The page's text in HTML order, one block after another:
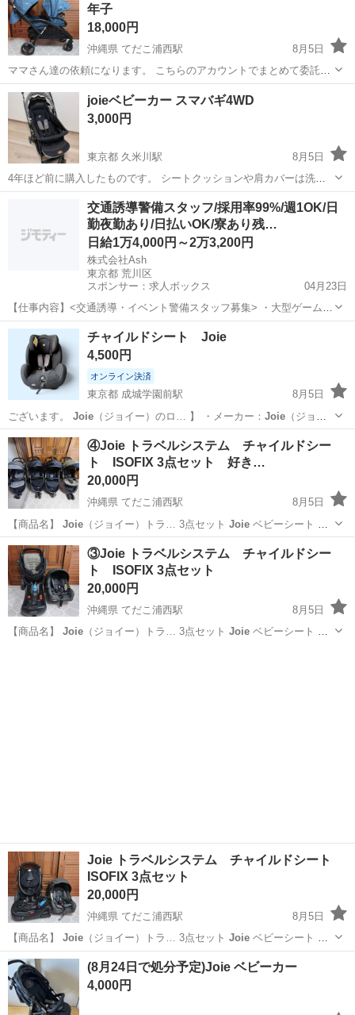
年子
18,000円
沖縄県 てだこ浦西駅
8月5日
ママさん達の依頼になります。 こちらのアカウントでまとめて委託出
品中!! その為、値引交渉の対応不可… 売れた商品は、ママさん達に還
元してます🙌 ✓取引場所 西原町兼久170 コインランドリー駐車場 ✓
商品説明 【前...
沖縄 中頭郡 てだこ浦西駅 ベビー用品
joieベビーカー スマバギ4WD
3,000円
東京都 久米川駅
8月5日
4年ほど前に購入したものです。 シートクッションや肩カバーは洗濯
済み。 基本的に問題なく使用できますが、 時々折り畳みしづらいとき
があります。 キズ、汚れ、剥がれなどあり。 中古品ですのでノークレ
ームノーリターンでお願い...
東村山市 久米川駅 ベビー用品
交通誘導警備スタッフ/採用率99%/週1OK/日
勤夜勤あり/日払いOK/寮あり残…
日給1万4,000円～2万3,200円
株式会社Ash
東京都 荒川区
スポンサー：求人ボックス
04月23日
【仕事内容】<交通誘導・イベント警備スタッフ募集> ・大型ゲームイ
ベント ・スポーツ・地域イベント ・工事現場 など、さまざまな現場
で「安全を支える」警備会社です。 若手スタッフも多数活躍中! 未経
験スタートがほとんどなので、初め...
アルバイト・パート
チャイルドシート Joie
4,500円
オンライン決済
東京都 成城学園前駅
8月5日
ございます。 Joie（ジョイー）のロ… 】 ・メーカー： Joie（ジョイ
ー） ・…
東京 世田谷区 成城学園前駅
セーフティ、チャイルドシート
④Joie トラベルシステム チャイルドシー
ト ISOFIX 3点セット 好き…
20,000円
沖縄県 てだこ浦西駅
8月5日
【商品名】 Joie （ジョイー）トラ… 3点セット Joieベビーシート …
m（ジェム）Joiei-Base（… FIXベースJoieLiteTra… 【商品紹介】
Joieの人気トラベルシ…
沖縄 中頭郡 てだこ浦西駅 Joie
③Joie トラベルシステム チャイルドシー
ト ISOFIX 3点セット
20,000円
沖縄県 てだこ浦西駅
8月5日
【商品名】 Joie （ジョイー）トラ… 3点セット Joieベビーシート …
Joie トラベルシステム チャイルドシート
ISOFIX 3点セット
20,000円
沖縄県 てだこ浦西駅
8月5日
【商品名】 Joie （ジョイー）トラ… 3点セット Joieベビーシート …
m（ジェム）Joiei-Base（… FIXベースJoieLiteTra… 【商品紹介】
Joieの人気トラベルシ…
沖縄 中頭郡 てだこ浦西駅 ベビー用品 Joie
(8月24日で処分予定)Joie ベビーカー
4,000円